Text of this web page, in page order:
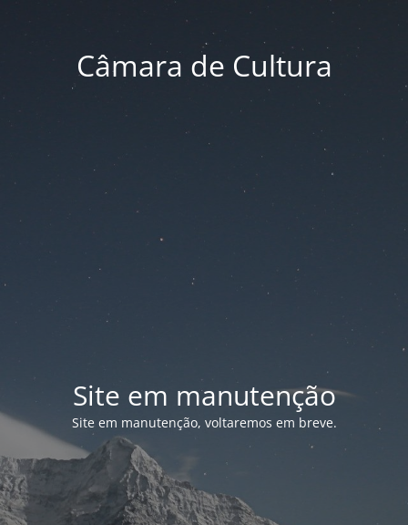
Câmara de Cultura
Site em manutenção
Site em manutenção, voltaremos em breve.